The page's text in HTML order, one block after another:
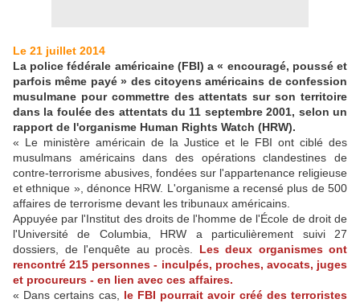
Le 21 juillet 2014
La police fédérale américaine (FBI) a « encouragé, poussé et
parfois même payé » des citoyens américains de confession
musulmane pour commettre des attentats sur son territoire
dans la foulée des attentats du 11 septembre 2001, selon un
rapport de l'organisme Human Rights Watch (HRW).
« Le ministère américain de la Justice et le FBI ont ciblé des
musulmans américains dans des opérations clandestines de
contre-terrorisme abusives, fondées sur l'appartenance religieuse
et ethnique », dénonce HRW. L'organisme a recensé plus de 500
affaires de terrorisme devant les tribunaux américains.
Appuyée par l'Institut des droits de l'homme de l'École de droit de
l'Université de Columbia, HRW a particulièrement suivi 27
dossiers, de l'enquête au procès. Les deux organismes ont
rencontré 215 personnes - inculpés, proches, avocats, juges
et procureurs - en lien avec ces affaires.
« Dans certains cas, le FBI pourrait avoir créé des terroristes